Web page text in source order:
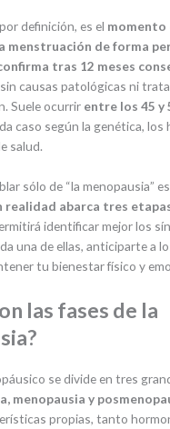
definición, es el momento
menstruación de forma
tras 12 meses
causas patológicas ni
Suele ocurrir entre los 45 y
caso según la genética, los
salud.
sólo de “la menopausia”
realidad abarca tres
identificar mejor los
una de ellas, anticiparte a
tu bienestar físico y
las fases de la
se divide en tres
menopausia y
propias, tanto